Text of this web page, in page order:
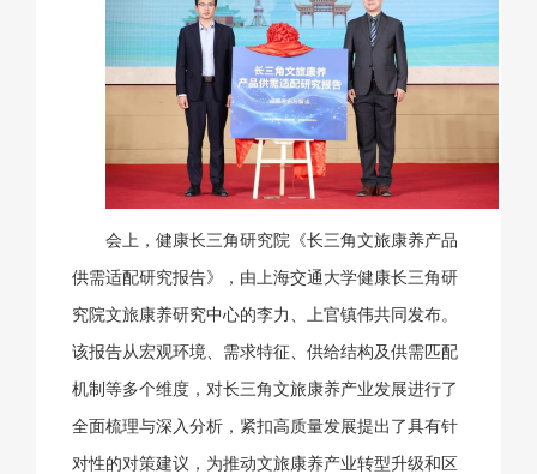
会上，健康长三角研究院《长三角文旅康养产品
供需适配研究报告》，由上海交通大学健康长三角研
究院文旅康养研究中心的李力、上官镇伟共同发布。
该报告从宏观环境、需求特征、供给结构及供需匹配
机制等多个维度，对长三角文旅康养产业发展进行了
全面梳理与深入分析，紧扣高质量发展提出了具有针
对性的对策建议，为推动文旅康养产业转型升级和区